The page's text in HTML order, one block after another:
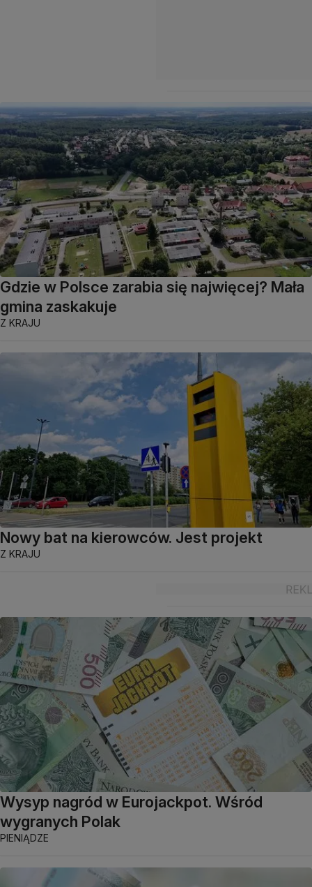
Gdzie w Polsce zarabia się najwięcej? Mała
gmina zaskakuje
Z KRAJU
Nowy bat na kierowców. Jest projekt
Z KRAJU
Wysyp nagród w Eurojackpot. Wśród
wygranych Polak
PIENIĄDZE